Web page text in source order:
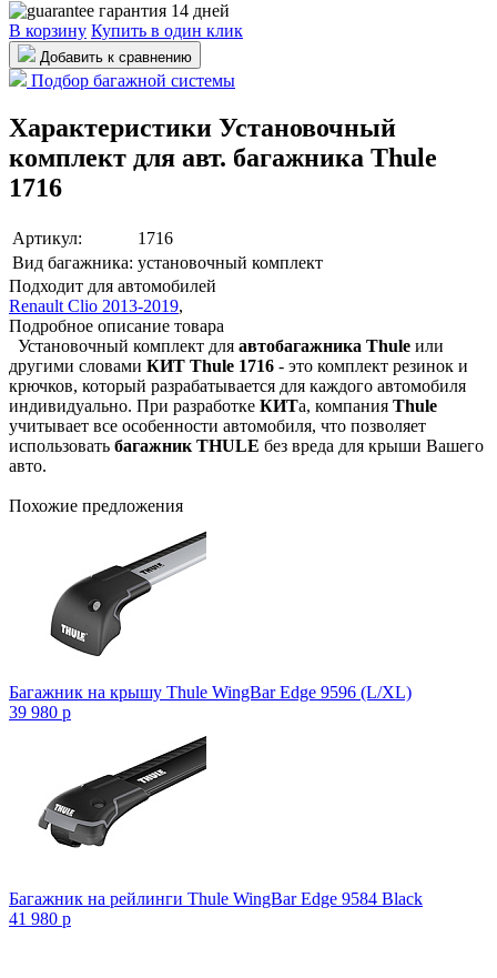
гарантия 14 дней
В корзину Купить в один клик
Добавить к сравнению
Подбор багажной системы
Характеристики Установочный
комплект для авт. багажника Thule
1716
Артикул:
1716
Вид багажника: установочный комплект
Подходит для автомобилей
Renault Clio 2013-2019,
Подробное описание товара
Установочный комплект для автобагажника Thule или
другими словами КИТ Thule 1716 - это комплект резинок и
крючков, который разрабатывается для каждого автомобиля
индивидуально. При разработке КИТа, компания Thule
учитывает все особенности автомобиля, что позволяет
использовать багажник THULE без вреда для крыши Вашего
авто.
Похожие предложения
Багажник на крышу Thule WingBar Edge 9596 (L/XL)
39 980 p
Багажник на рейлинги Thule WingBar Edge 9584 Black
41 980 p